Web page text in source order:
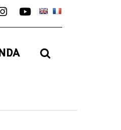
le compte Facebook
Lien vers le compte Instagram
Lien vers la chaîne